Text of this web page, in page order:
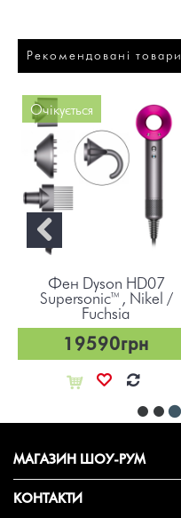
Рекомендовані товари
Очікується
Фен Dyson HD07
Supersonic™, Nikel /
Fuchsia
19590грн
МАГАЗИН ШОУ-РУМ
КОНТАКТИ